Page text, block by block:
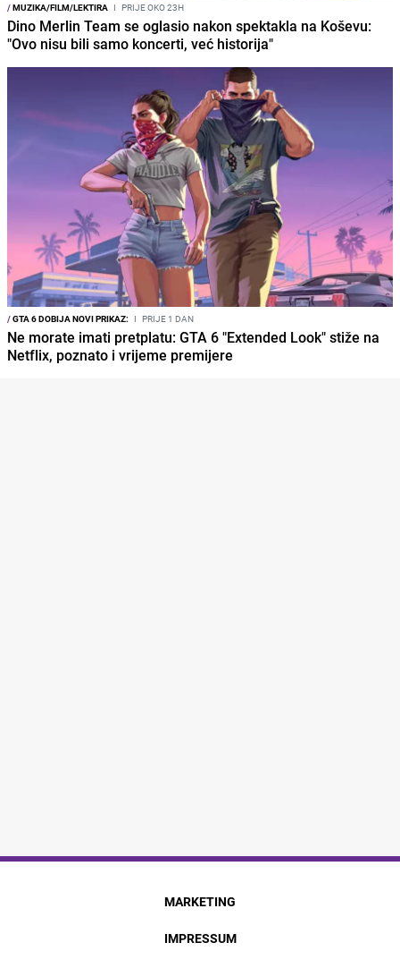
/MUZIKA/FILM/LEKTIRA I PRIJE OKO 23H
Dino Merlin Team se oglasio nakon spektakla na Koševu:
"Ovo nisu bili samo koncerti, već historija"
/GTA 6 DOBIJA NOVI PRIKAZ: I PRIJE 1 DAN
Ne morate imati pretplatu: GTA 6 "Extended Look" stiže na
Netflix, poznato i vrijeme premijere
MARKETING
IMPRESSUM